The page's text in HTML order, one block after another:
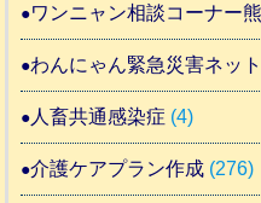
ワンニャン相談コーナー
わんにゃん緊急災害ネッ
人畜共通感染症 (4)
介護ケアプラン作成 (276)